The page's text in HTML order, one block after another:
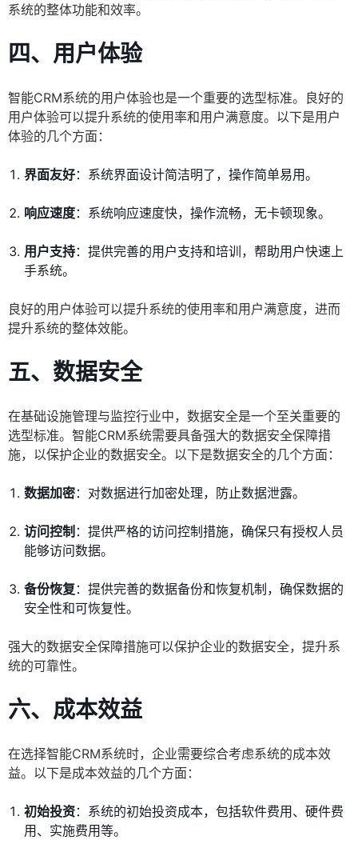
系统的整体功能和效率。
四、用户体验
智能CRM系统的用户体验也是一个重要的选型标准。良好的
用户体验可以提升系统的使用率和用户满意度。以下是用户
体验的几个方面：
界面友好：系统界面设计简洁明了，操作简单易用。
响应速度：系统响应速度快，操作流畅，无卡顿现象。
用户支持：提供完善的用户支持和培训，帮助用户快速上
手系统。
良好的用户体验可以提升系统的使用率和用户满意度，进而
提升系统的整体效能。
五、数据安全
在基础设施管理与监控行业中，数据安全是一个至关重要的
选型标准。智能CRM系统需要具备强大的数据安全保障措
施，以保护企业的数据安全。以下是数据安全的几个方面：
数据加密：对数据进行加密处理，防止数据泄露。
访问控制 ：提供严格的访问控制措施，确保只有授权人员
能够访问数据。
备份恢复 ：提供完善的数据备份和恢复机制，确保数据的
安全性和可恢复性。
强大的数据安全保障措施可以保护企业的数据安全，提升系
统的可靠性。
六、成本效益
在选择智能CRM系统时，企业需要综合考虑系统的成本效
益。以下是成本效益的几个方面：
初始投资：系统的初始投资成本，包括软件费用、硬件费
用、实施费用等。